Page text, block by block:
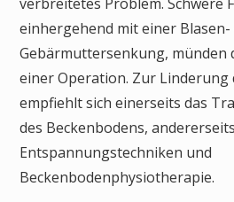
einhergehend mit einer
Gebärmuttersenkung, münden
einer Operation. Zur Linderung
empfiehlt sich einerseits das
des Beckenbodens,
Entspannungstechniken und
Beckenbodenphysiotherapie.